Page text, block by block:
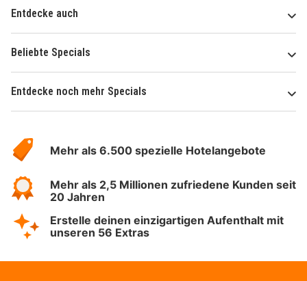
Entdecke auch
Beliebte Specials
Entdecke noch mehr Specials
Hotelspecials
Mehr als 6.500 spezielle Hotelangebote
Mehr als 2,5 Millionen zufriedene Kunden seit
20 Jahren
Erstelle deinen einzigartigen Aufenthalt mit
unseren 56 Extras